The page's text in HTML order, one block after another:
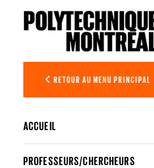
RETOUR AU MENU PRINCIPAL
ACCUEIL
PROFESSEURS/CHERCHEURS